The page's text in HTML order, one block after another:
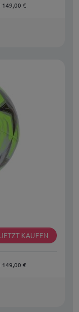
149,00 €
JETZT KAUFEN
149,00 €